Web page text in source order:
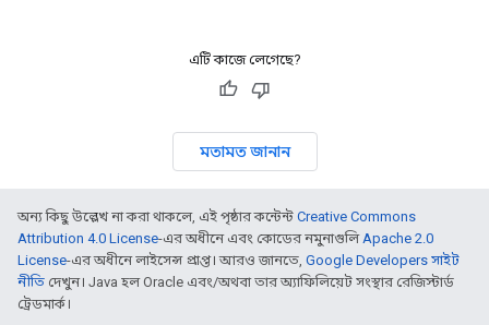
এটি কাজে লেগেছে?
মতামত জানান
অন্য কিছু উল্লেখ না করা থাকলে, এই পৃষ্ঠার কন্টেন্ট Creative Commons
Attribution 4.0 License-এর অধীনে এবং কোডের নমুনাগুলিApache 2.0
License-এর অধীনে লাইসেন্স প্রাপ্ত। আরও জানতে, Google Developers সাইট
নীতি দেখুন। Java হল Oracle এবং/অথবা তার অ্যাফিলিয়েট সংস্থার রেজিস্টার্ড
ট্রেডমার্ক।